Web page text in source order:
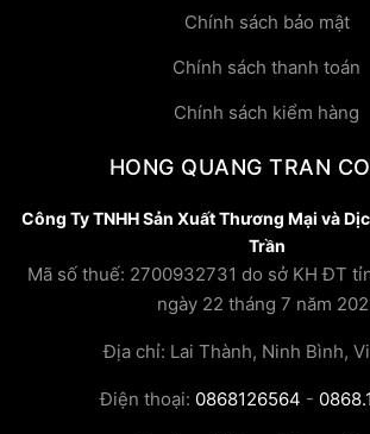
Chính sách bảo mật
Chính sách thanh toán
Chính sách kiểm hàng
HONG QUANG TRAN
Công Ty TNHH Sản Xuất Thương Mại và
Trần
Mã số thuế: 2700932731 do sở KH ĐT
ngày 22 tháng 7 năm
Địa chỉ: Lai Thành, Ninh Bình,
Điện thoại: 0868126564 -